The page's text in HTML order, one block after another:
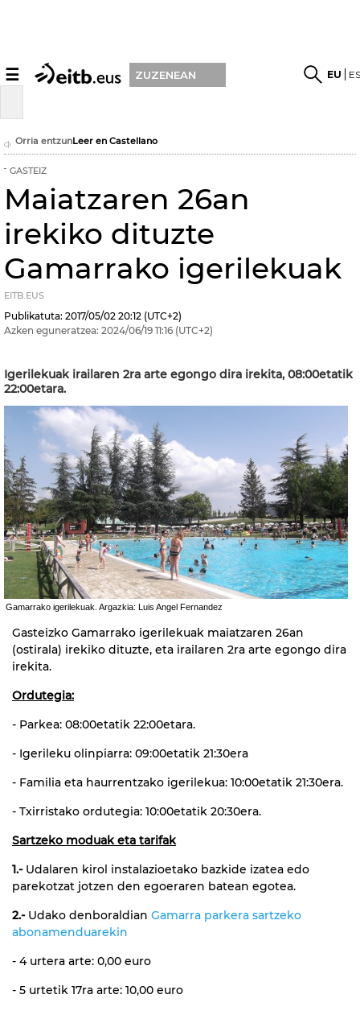
☰ ZUZENEAN EU
Orria entzunLeer en Castellano
GASTEIZ
Maiatzaren 26an
irekiko dituzte
Gamarrako igerilekuak
EITB.EUS
Publikatuta: 2017/05/02 20:12 (UTC+2)
Azken eguneratzea: 2024/06/19 11:16 (UTC+2)
Igerilekuak irailaren 2ra arte egongo dira irekita, 08:00etatik
22:00etara.
Gamarrako igerilekuak. Argazkia: Luis Angel Fernandez
Gasteizko Gamarrako igerilekuak maiatzaren 26an
(ostirala) irekiko dituzte, eta irailaren 2ra arte egongo dira
irekita.
Ordutegia:
- Parkea: 08:00etatik 22:00etara.
- Igerileku olinpiarra: 09:00etatik 21:30era
- Familia eta haurrentzako igerilekua: 10:00etatik 21:30era.
- Txirristako ordutegia: 10:00etatik 20:30era.
Sartzeko moduak eta tarifak
1.-Udalaren kirol instalazioetako bazkide izatea edo
parekotzat jotzen den egoeraren batean egotea.
2.-Udako denboraldian Gamarra parkera sartzeko
abonamenduarekin
- 4 urtera arte: 0,00 euro
- 5 urtetik 17ra arte: 10,00 euro